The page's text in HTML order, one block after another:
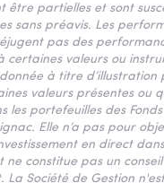
être partielles et sont
sans préavis. Les
pas des
certaines valeurs ou
à titre d’illustration
valeurs présentes ou
les portefeuilles des
Elle n’a pas pour
en direct
ne constitue pas un
La Société de Gestion